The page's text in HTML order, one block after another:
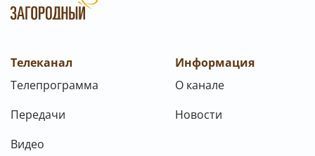
Телеканал
Телепрограмма
Передачи
Видео
Информация
О канале
Новости